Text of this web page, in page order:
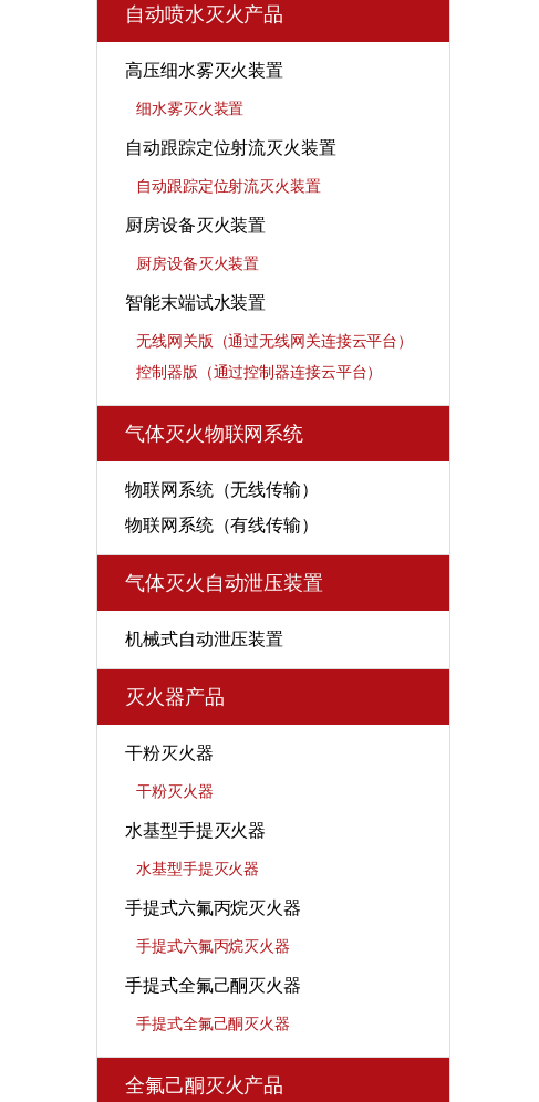
自动喷水灭火产品
高压细水雾灭火装置
细水雾灭火装置
自动跟踪定位射流灭火装置
自动跟踪定位射流灭火装置
厨房设备灭火装置
厨房设备灭火装置
智能末端试水装置
无线网关版（通过无线网关连接云平台）
控制器版（通过控制器连接云平台）
气体灭火物联网系统
物联网系统（无线传输）
物联网系统（有线传输）
气体灭火自动泄压装置
机械式自动泄压装置
灭火器产品
干粉灭火器
干粉灭火器
水基型手提灭火器
水基型手提灭火器
手提式六氟丙烷灭火器
手提式六氟丙烷灭火器
手提式全氟己酮灭火器
手提式全氟己酮灭火器
全氟己酮灭火产品